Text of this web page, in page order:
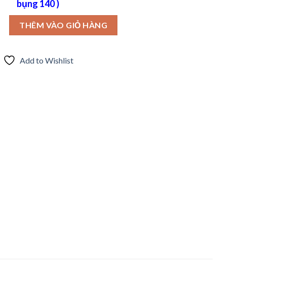
bụng 140 )
,cổ tròn ,tay ngắn ,sọc đỏ size bụng 134cm và 140cm số lượng
THÊM VÀO GIỎ HÀNG
Add to Wishlist